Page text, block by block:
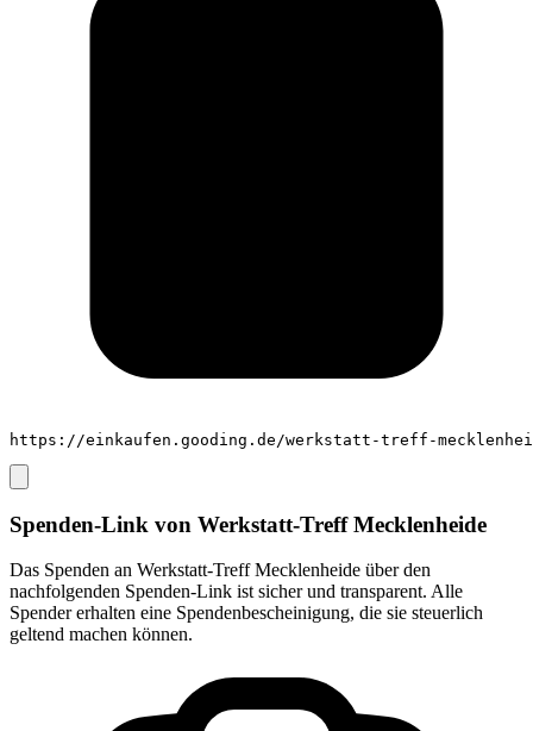
https://einkaufen.gooding.de/werkstatt-treff-
Spenden-Link von Werkstatt-Treff Mecklenheide
Das Spenden an Werkstatt-Treff Mecklenheide über den
nachfolgenden Spenden-Link ist sicher und transparent. Alle
Spender erhalten eine Spendenbescheinigung, die sie steuerlich
geltend machen können.